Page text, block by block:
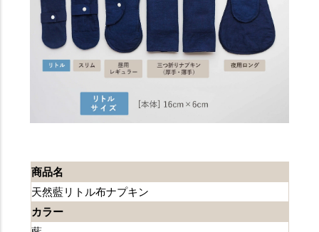
商品名
天然藍リトル布ナプキン
カラー